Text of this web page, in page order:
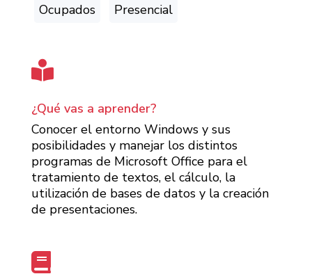
Ocupados
Presencial

¿Qué vas a aprender?
Conocer el entorno Windows y sus
posibilidades y manejar los distintos
programas de Microsoft Office para el
tratamiento de textos, el cálculo, la
utilización de bases de datos y la creación
de presentaciones.
